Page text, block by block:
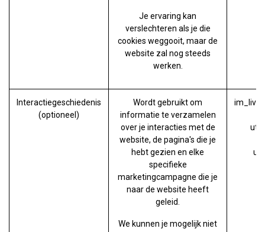
Je ervaring kan
verslechteren als je die
cookies weggooit, maar de
website zal nog steeds
werken.
Interactiegeschiedenis
(optioneel)
Wordt gebruikt om
informatie te verzamelen
over je interacties met de
website, de pagina's die je
hebt gezien en elke
specifieke
marketingcampagne die je
naar de website heeft
geleid.
We kunnen je mogelijk niet